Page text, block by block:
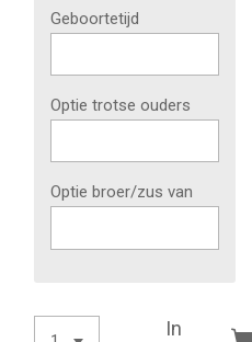
Geboortetijd
Optie trotse ouders
Optie broer/zus van
In